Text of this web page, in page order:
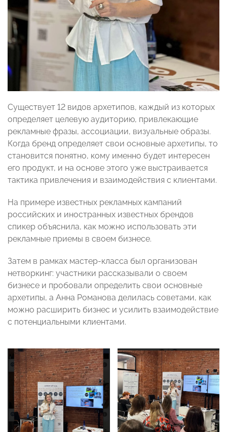
Существует 12 видов архетипов, каждый из которых
определяет целевую аудиторию, привлекающие
рекламные фразы, ассоциации, визуальные образы.
Когда бренд определяет свои основные архетипы, то
становится понятно, кому именно будет интересен
его продукт, и на основе этого уже выстраивается
тактика привлечения и взаимодействия с клиентами.
На примере известных рекламных кампаний
российских и иностранных известных брендов
спикер объяснила, как можно использовать эти
рекламные приемы в своем бизнесе.
Затем в рамках мастер-класса был организован
нетворкинг: участники рассказывали о своем
бизнесе и пробовали определить свои основные
архетипы, а Анна Романова делилась советами, как
можно расширить бизнес и усилить взаимодействие
с потенциальными клиентами.